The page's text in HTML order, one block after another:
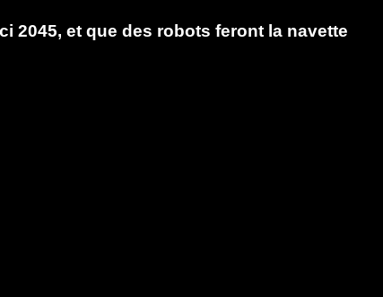
2045, et que des robots feront la navette